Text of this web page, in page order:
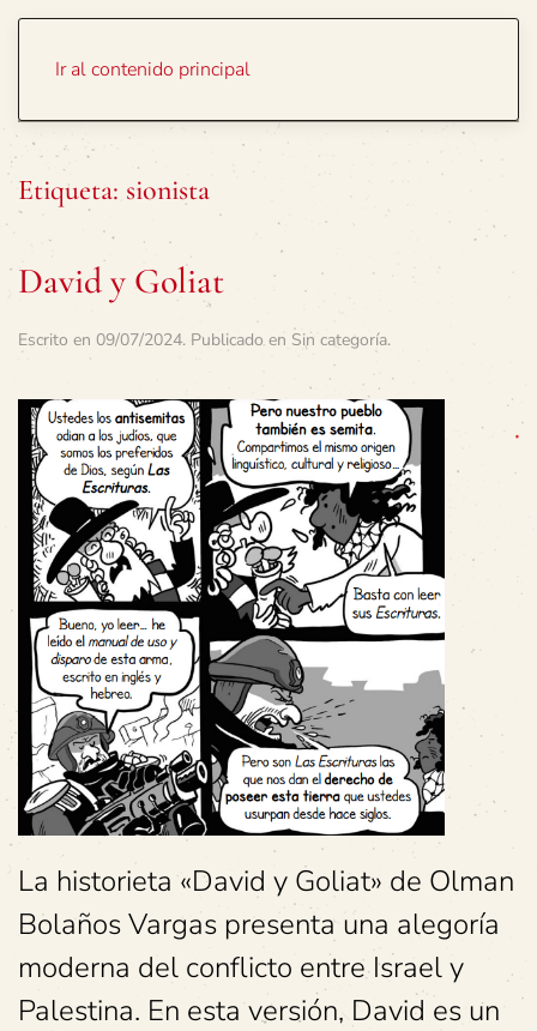
Ir al contenido principal
Etiqueta: sionista
David y Goliat
Escrito en 09/07/2024. Publicado en Sin categoría.
La historieta «David y Goliat» de Olman
Bolaños Vargas presenta una alegoría
moderna del conflicto entre Israel y
Palestina. En esta versión, David es un